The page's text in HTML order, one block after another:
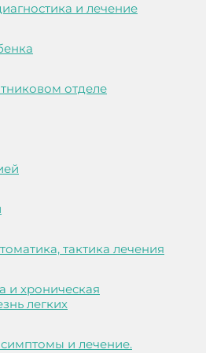
и лечение
отделе
тактика лечения
и хроническая
легких
и лечение.